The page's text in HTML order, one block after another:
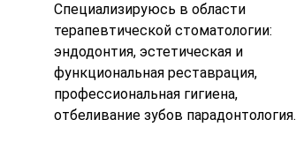
Специализируюсь в области
терапевтической стоматологии:
эндодонтия, эстетическая и
функциональная реставрация,
профессиональная гигиена,
отбеливание зубов парадонтология.